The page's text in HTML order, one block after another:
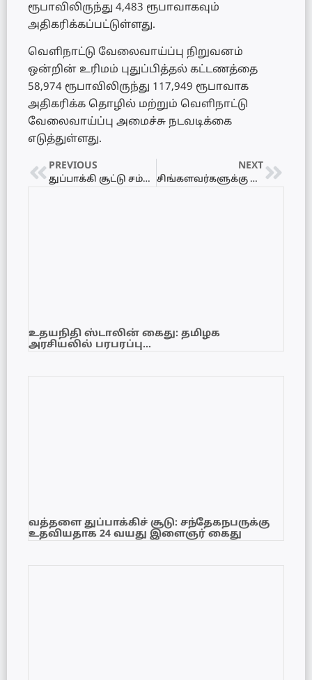
ரூபாவிலிருந்து 4,483 ரூபாவாகவும்
அதிகரிக்கப்பட்டுள்ளது.
வெளிநாட்டு வேலைவாய்ப்பு நிறுவனம்
ஒன்றின் உரிமம் புதுப்பித்தல் கட்டணத்தை
58,974 ரூபாவிலிருந்து 117,949 ரூபாவாக
அதிகரிக்க தொழில் மற்றும் வெளிநாட்டு
வேலைவாய்ப்பு அமைச்சு நடவடிக்கை
எடுத்துள்ளது.
PREVIOUS
துப்பாக்கி சூட்டு சம்பவத்துடன் தொடர்புடைய இருவர் கிளிநொச்சி மாவட்ட குற்றபுலனாய்வு பிரிவினரால் கைது
NEXT
சிங்களவர்களுக்கு விடுதலைப்புலிகள் என்றால் பயம் – சாணக்கியன்
உதயநிதி ஸ்டாலின் கைது: தமிழக
அரசியலில் பரபரப்பு…
வத்தளை துப்பாக்கிச் சூடு: சந்தேகநபருக்கு
உதவியதாக 24 வயது இளைஞர் கைது